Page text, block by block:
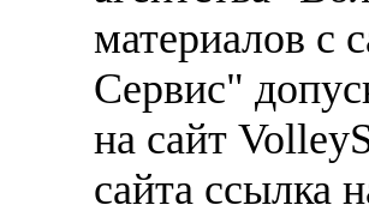
материалов с
Сервис"
на сайт
сайта ссылка